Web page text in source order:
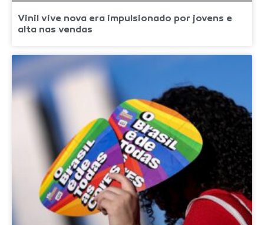
Vinil vive nova era impulsionado por jovens e
alta nas vendas